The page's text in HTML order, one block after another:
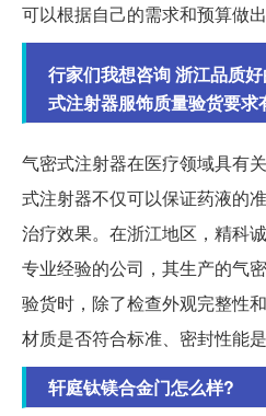
可以根据自己的需求和预算做出
行家们我想咨询 浙江品质
式注射器服饰质量验货要求
气密式注射器在医疗领域具有
式注射器不仅可以保证药液的
治疗效果。在浙江地区，精科
专业经验的公司，其生产的气
验货时，除了检查外观完整性
材质是否符合标准、密封性能是
轩庭钛镁合金门怎么样?